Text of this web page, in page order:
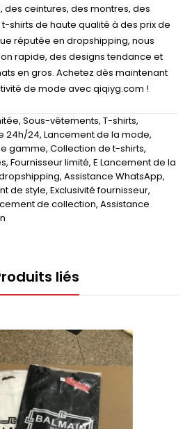
des ceintures, des montres, des
shirts de haute qualité à des prix de
réputée en dropshipping, nous
rapide, des designs tendance et
en gros. Achetez dès maintenant
de mode avec qiqiyg.com !
, Sous-vêtements, T-shirts,
24h/24, Lancement de la mode,
gamme, Collection de t-shirts,
, Fournisseur limité, E Lancement de la
, Assistance WhatsApp,
de style, Exclusivité fournisseur,
de collection, Assistance
liés